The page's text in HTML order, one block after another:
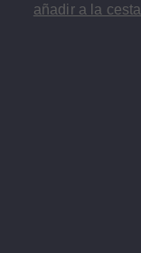
añadir a la cesta